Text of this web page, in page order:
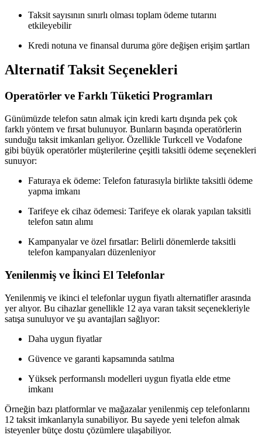
Taksit sayısının sınırlı olması toplam ödeme tutarını
etkileyebilir
Kredi notuna ve finansal duruma göre değişen erişim şartları
Alternatif Taksit Seçenekleri
Operatörler ve Farklı Tüketici Programları
Günümüzde telefon satın almak için kredi kartı dışında pek çok
farklı yöntem ve fırsat bulunuyor. Bunların başında operatörlerin
sunduğu taksit imkanları geliyor. Özellikle Turkcell ve Vodafone
gibi büyük operatörler müşterilerine çeşitli taksitli ödeme seçenekleri
sunuyor:
Faturaya ek ödeme: Telefon faturasıyla birlikte taksitli ödeme
yapma imkanı
Tarifeye ek cihaz ödemesi: Tarifeye ek olarak yapılan taksitli
telefon satın alımı
Kampanyalar ve özel fırsatlar: Belirli dönemlerde taksitli
telefon kampanyaları düzenleniyor
Yenilenmiş ve İkinci El Telefonlar
Yenilenmiş ve ikinci el telefonlar uygun fiyatlı alternatifler arasında
yer alıyor. Bu cihazlar genellikle 12 aya varan taksit seçenekleriyle
satışa sunuluyor ve şu avantajları sağlıyor:
Daha uygun fiyatlar
Güvence ve garanti kapsamında satılma
Yüksek performanslı modelleri uygun fiyatla elde etme
imkanı
Örneğin bazı platformlar ve mağazalar yenilenmiş cep telefonlarını
12 taksit imkanlarıyla sunabiliyor. Bu sayede yeni telefon almak
isteyenler bütçe dostu çözümlere ulaşabiliyor.